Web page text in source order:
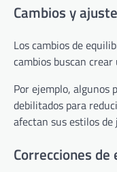
Cambios y
Los cambios de
cambios buscan
Por ejemplo, algunos
debilitados para
afectan sus estilos de
Correcciones